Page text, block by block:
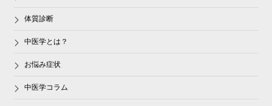
体質診断
中医学とは？
お悩み症状
中医学コラム